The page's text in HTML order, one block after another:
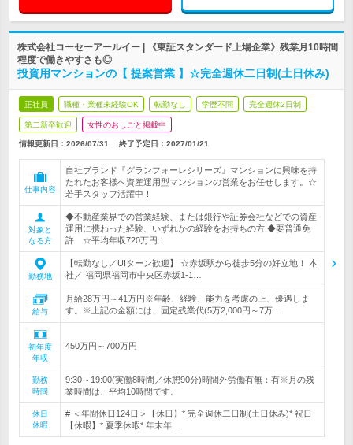
株式会社コーセーアールイー | 《東証スタンダード上場企業》残業月10時間
程度で働きやすさも◎
投資用マンションの【 提案営業 】☆完全週休二日制(土日休み)
正社員 職種・業種未経験OK 転勤なし 学歴不問 完全週休2日制
第二新卒歓迎 女性のおしごと掲載中
情報更新日：2026/07/31 終了予定日： 2027/01/21
仕事内容
自社ブランド『グランフォーレシリーズ』マンションに興味を持
たれたお客様へ資産運用型マンションの営業をお任せします。☆
若手スタッフ活躍中！
対象と
なる方
◆不動産業界での営業経験、または銀行や証券会社などでの資産
運用に携わった経験、いずれかの経験をお持ちの方 ◆要普通免
許 ☆平均年収720万円！
勤務地
【転勤なし／UIターン歓迎】 ☆赤坂駅から徒歩5分の好立地！ 本
社／ 福岡県福岡市中央区赤坂1-1…
給与
月給28万円～41万円※年齢、経験、能力を考慮の上、優遇しま
す。※上記の金額には、固定残業代(5万2,000円～7万…
初年度
年収
450万円～700万円
勤務
時間
9:30～19:00(実働8時間／休憩90分)時間外労働有無：有※月の残
業時間は、平均10時間です。
休日
休暇
# ＜年間休日124日＞【休日】* 完全週休二日制(土日休み)* 祝日
【休暇】* 夏季休暇* 年末年…